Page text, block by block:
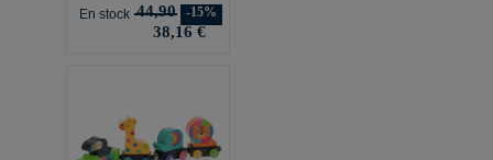
En stock 44,90 -15%
38,16 €